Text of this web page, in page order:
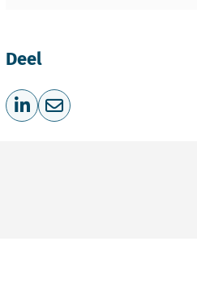
Deel
Deel op LinkedIn
Deel via e-mail